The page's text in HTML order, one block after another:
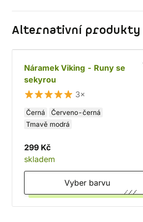
Alternativní produkty
Náramek Viking - Runy se
sekyrou
3×
Černá
Červeno-černá
Tmavě modrá
299 Kč
skladem
Vyber barvu